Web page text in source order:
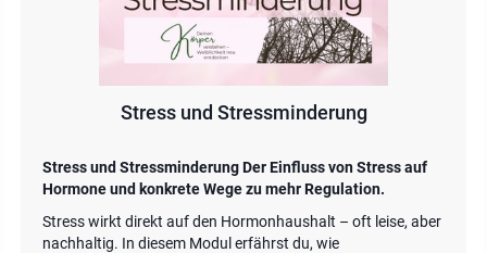
Stress und Stressminderung
Stress und StressminderungDer Einfluss von Stress auf
Hormone und konkrete Wege zu mehr Regulation.
Stress wirkt direkt auf den Hormonhaushalt – oft leise, aber
nachhaltig. In diesem Modul erfährst du, wie